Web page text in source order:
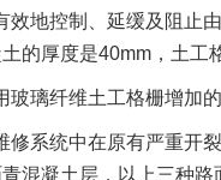
效地控制、延缓及阻止
的厚度是40mm，土工
玻璃纤维土工格栅增加
修系统中在原有严重开
混凝土层，以上三种